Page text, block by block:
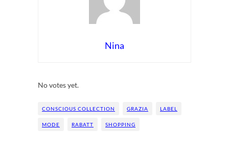
Nina
No votes yet.
CONSCIOUS COLLECTION GRAZIA LABEL
MODE RABATT SHOPPING